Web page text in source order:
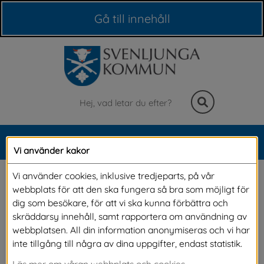
Gå till innehåll
Sök
Meny
Inkomna synpunkter
Har du skickat in eller funderar på att skicka in
en synpunkt? På denna sida har vi samlat
inkomna synpunkter och svar av allmänt
Vi använder kakor
Vi använder cookies, inklusive tredjeparts, på vår
webbplats för att den ska fungera så bra som möjligt för
dig som besökare, för att vi ska kunna förbättra och
skräddarsy innehåll, samt rapportera om användning av
webbplatsen. All din information anonymiseras och vi har
inte tillgång till några av dina uppgifter, endast statistik.